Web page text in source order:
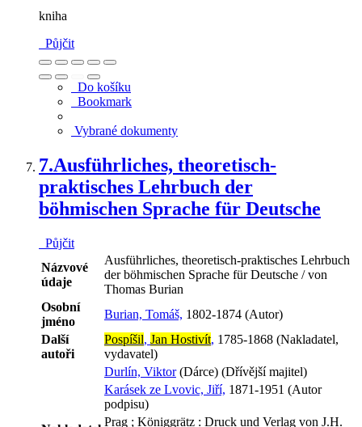
kniha
Půjčit
Do košíku
Bookmark
Vybrané dokumenty
7.Ausführliches, theoretisch-
praktisches Lehrbuch der
böhmischen Sprache für Deutsche
Půjčit
Názvové
údaje
Ausführliches, theoretisch-praktisches Lehrbuch
der böhmischen Sprache für Deutsche / von
Thomas Burian
Osobní
jméno
Burian, Tomáš, 1802-1874 (Autor)
Další
autoři
Pospíšil, Jan Hostivít, 1785-1868 (Nakladatel,
vydavatel)
Durlín, Viktor(Dárce) (Dřívější majitel)
Karásek ze Lvovic, Jiří, 1871-1951 (Autor
podpisu)
Prag ; Königgrätz : Druck und Verlag von J.H.